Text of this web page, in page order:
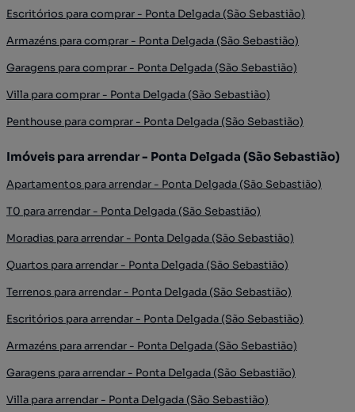
Escritórios para comprar - Ponta Delgada (São Sebastião)
Armazéns para comprar - Ponta Delgada (São Sebastião)
Garagens para comprar - Ponta Delgada (São Sebastião)
Villa para comprar - Ponta Delgada (São Sebastião)
Penthouse para comprar - Ponta Delgada (São Sebastião)
Imóveis para arrendar - Ponta Delgada (São Sebastião)
Apartamentos para arrendar - Ponta Delgada (São Sebastião)
T0 para arrendar - Ponta Delgada (São Sebastião)
Moradias para arrendar - Ponta Delgada (São Sebastião)
Quartos para arrendar - Ponta Delgada (São Sebastião)
Terrenos para arrendar - Ponta Delgada (São Sebastião)
Escritórios para arrendar - Ponta Delgada (São Sebastião)
Armazéns para arrendar - Ponta Delgada (São Sebastião)
Garagens para arrendar - Ponta Delgada (São Sebastião)
Villa para arrendar - Ponta Delgada (São Sebastião)